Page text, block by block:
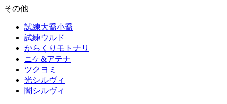
その他
試練大喬小喬
試練ウルド
からくりモトナリ
ニケ&アテナ
ツクヨミ
光シルヴィ
闇シルヴィ